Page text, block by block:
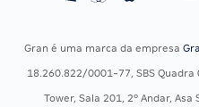
Gran é uma marca da empresa
18.260.822/0001-77, SBS
Tower, Sala 201, 2º Andar, Asa